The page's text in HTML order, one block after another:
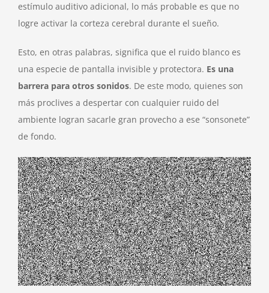
estímulo auditivo adicional, lo más probable es que no
logre activar la corteza cerebral durante el sueño.
Esto, en otras palabras, significa que el ruido blanco es
una especie de pantalla invisible y protectora. Es una
barrera para otros sonidos. De este modo, quienes son
más proclives a despertar con cualquier ruido del
ambiente logran sacarle gran provecho a ese “sonsonete”
de fondo.